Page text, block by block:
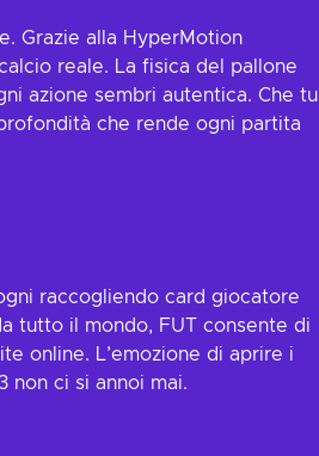
Grazie alla HyperMotion
reale. La fisica del pallone
azione sembri autentica. Che tu
che rende ogni partita
raccogliendo card giocatore
tutto il mondo, FUT consente di
online. L’emozione di aprire i
non ci si annoi mai.